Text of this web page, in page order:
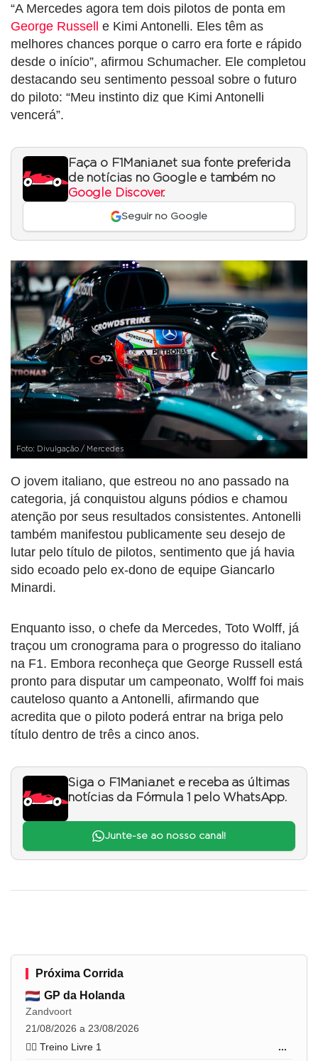
“A Mercedes agora tem dois pilotos de ponta em
George Russell e Kimi Antonelli. Eles têm as
melhores chances porque o carro era forte e rápido
desde o início”, afirmou Schumacher. Ele completou
destacando seu sentimento pessoal sobre o futuro
do piloto: “Meu instinto diz que Kimi Antonelli
vencerá”.
Faça o F1Mania.net sua fonte preferida
de notícias no Google e também no
Google Discover.
Seguir no Google
Foto: Divulgação / Mercedes
O jovem italiano, que estreou no ano passado na
categoria, já conquistou alguns pódios e chamou
atenção por seus resultados consistentes. Antonelli
também manifestou publicamente seu desejo de
lutar pelo título de pilotos, sentimento que já havia
sido ecoado pelo ex-dono de equipe Giancarlo
Minardi.
Enquanto isso, o chefe da Mercedes, Toto Wolff, já
traçou um cronograma para o progresso do italiano
na F1. Embora reconheça que George Russell está
pronto para disputar um campeonato, Wolff foi mais
cauteloso quanto a Antonelli, afirmando que
acredita que o piloto poderá entrar na briga pelo
título dentro de três a cinco anos.
Siga o F1Mania.net e receba as últimas
notícias da Fórmula 1 pelo WhatsApp.
Junte-se ao nosso canal!
Próxima Corrida
GP da Holanda
Zandvoort
21/08/2026 a 23/08/2026
🏋️‍♂️ Treino Livre 1
...